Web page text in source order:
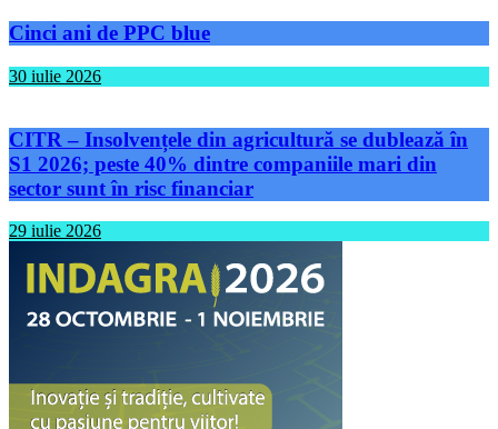
Cinci ani de PPC blue
30 iulie 2026
CITR – Insolvențele din agricultură se dublează în
S1 2026; peste 40% dintre companiile mari din
sector sunt în risc financiar
29 iulie 2026